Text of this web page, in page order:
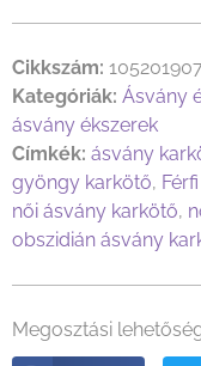
Cikkszám:
Kategóriák: Ásvány
ásvány ékszerek
Címkék: ásvány
gyöngy karkötő,
női ásvány karkötő,
obszidián ásvány
Megosztási